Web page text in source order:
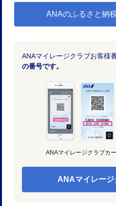
ANAのふるさと納
ANAマイレージクラブお客様
の番号です。
ANAマイレージクラブカ
ANAマイレージ